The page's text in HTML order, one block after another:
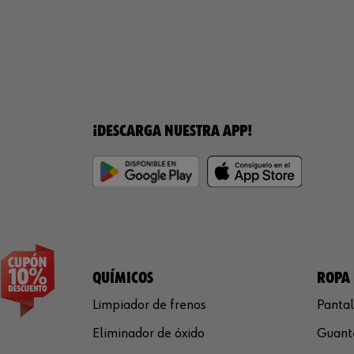
¡DESCARGA NUESTRA APP!
QUÍMICOS
Limpiador de frenos
Eliminador de óxido